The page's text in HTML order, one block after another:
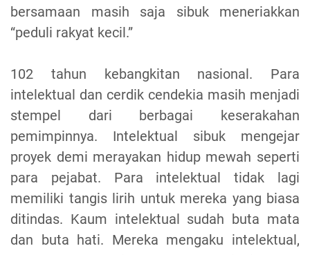
bersamaan masih saja sibuk meneriakkan
“peduli rakyat kecil.”
102 tahun kebangkitan nasional. Para
intelektual dan cerdik cendekia masih menjadi
stempel dari berbagai keserakahan
pemimpinnya. Intelektual sibuk mengejar
proyek demi merayakan hidup mewah seperti
para pejabat. Para intelektual tidak lagi
memiliki tangis lirih untuk mereka yang biasa
ditindas. Kaum intelektual sudah buta mata
dan buta hati. Mereka mengaku intelektual,